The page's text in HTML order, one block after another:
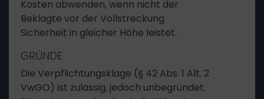
Kosten abwenden, wenn nicht der
Beklagte vor der Vollstreckung
Sicherheit in gleicher Höhe leistet.
GRÜNDE
Die Verpflichtungsklage (§ 42 Abs. 1 Alt. 2
VwGO) ist zulässig, jedoch unbegründet.